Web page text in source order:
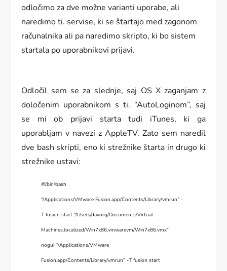
odločimo za dve možne varianti uporabe, ali
naredimo ti. servise, ki se štartajo med zagonom
računalnika ali pa naredimo skripto, ki bo sistem
startala po uporabnikovi prijavi.
Odločil sem se za slednje, saj OS X zaganjam z
določenim uporabnikom s ti. “AutoLoginom”, saj
se mi ob prijavi starta tudi iTunes, ki ga
uporabljam v navezi z AppleTV. Zato sem naredil
dve bash skripti, eno ki strežnike štarta in drugo ki
strežnike ustavi:
#!/bin/bash
“/Applications/VMware Fusion.app/Contents/Library/vmrun” -
T fusion start “/Users/davorg/Documents/Virtual
Machines.localized/Win7x86.vmwarevm/Win7x86.vmx”
nogui “/Applications/VMware
Fusion.app/Contents/Library/vmrun” -T fusion start